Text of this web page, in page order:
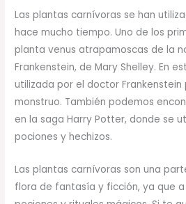
Las plantas carnívoras se han
hace mucho tiempo. Uno de los
planta venus atrapamoscas de la
Frankenstein, de Mary Shelley. En
utilizada por el doctor Frankenstein
monstruo. También podemos
en la saga Harry Potter, donde se
pociones y hechizos.
Las plantas carnívoras son una
flora de fantasía y ficción, ya que